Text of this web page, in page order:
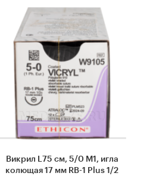
Викрил L75 см, 5/0 М1, игла
колющая 17 мм RB-1 Plus 1/2